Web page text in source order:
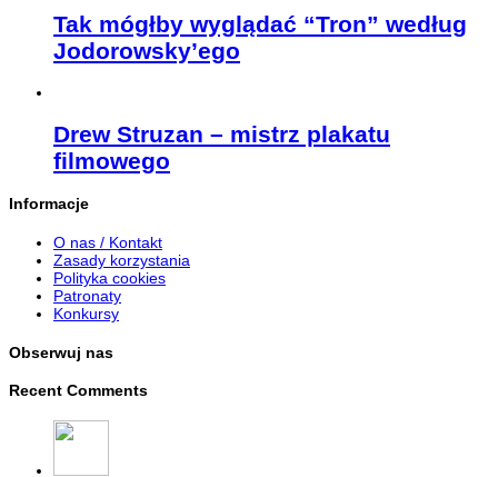
Tak mógłby wyglądać “Tron” według
Jodorowsky’ego
Drew Struzan – mistrz plakatu
filmowego
Informacje
O nas / Kontakt
Zasady korzystania
Polityka cookies
Patronaty
Konkursy
Obserwuj nas
Recent Comments